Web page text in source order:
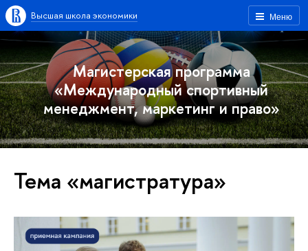
Меню
Высшая школа экономики
Магистерская программа
«Международный спортивный
менеджмент, маркетинг и право»
Тема «магистратура»